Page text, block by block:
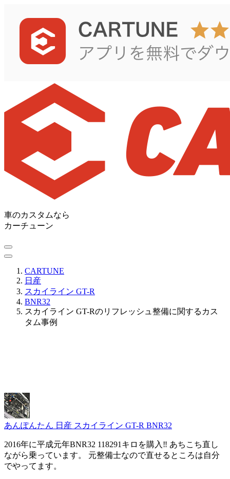
車のカスタムなら
カーチューン
CARTUNE
日産
スカイライン GT-R
BNR32
スカイライン GT-Rのリフレッシュ整備に関するカス
タム事例
あんぽんたん 日産 スカイライン GT-R BNR32
2016年に平成元年BNR32 118291キロを購入‼️ あちこち直し
ながら乗っています。 元整備士なので直せるところは自分
でやってます。